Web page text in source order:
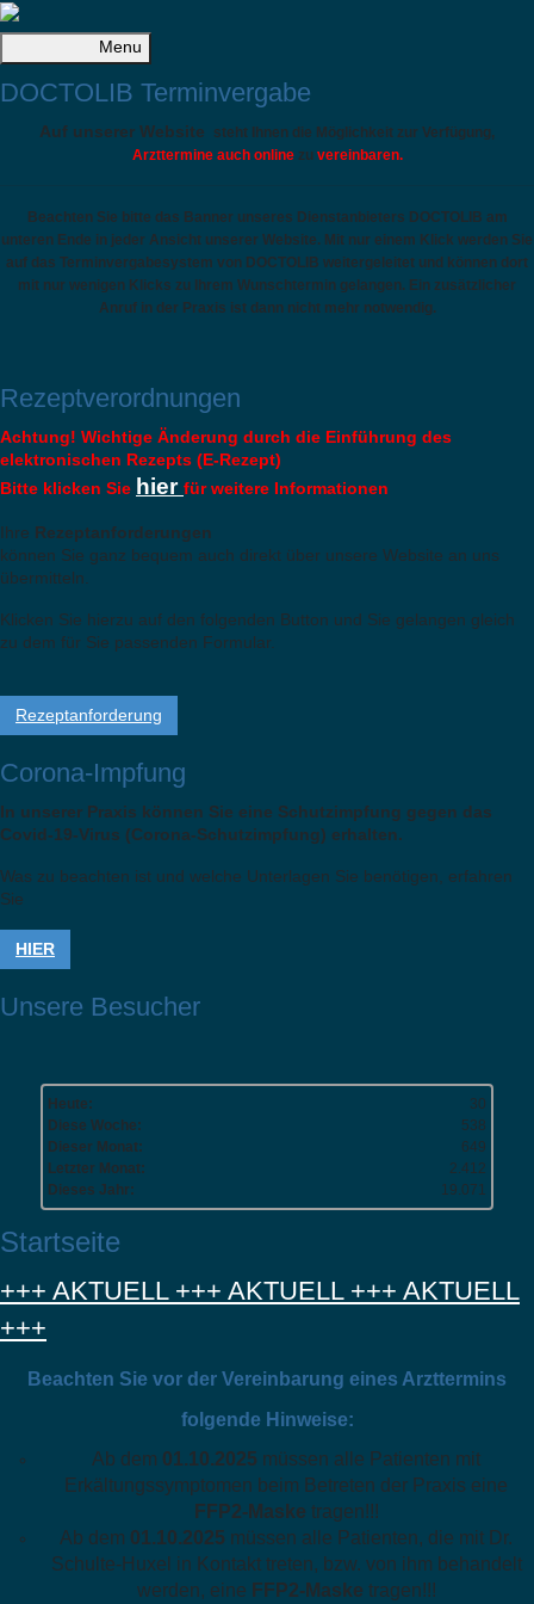
Menu
DOCTOLIB Terminvergabe
Auf unserer Website steht Ihnen die Möglichkeit zur Verfügung,
Arzttermine auch onlinezu vereinbaren.
Beachten Sie bitte das Banner unseres Dienstanbieters DOCTOLIB am
unteren Ende in jeder Ansicht unserer Website. Mit nur einem Klick werden Sie
auf das Terminvergabesystem von DOCTOLIB weitergeleitet und können dort
mit nur wenigen Klicks zu Ihrem Wunschtermin gelangen. Ein zusätzlicher
Anruf in der Praxis ist dann nicht mehr notwendig.
Rezeptverordnungen
Achtung! Wichtige Änderung durch die Einführung des
elektronischen Rezepts (E-Rezept)
Bitte klicken Sie hier für weitere Informationen
Ihre Rezeptanforderungen
können Sie ganz bequem auch direkt über unsere Website an uns
übermitteln.
Klicken Sie hierzu auf den folgenden Button und Sie gelangen gleich
zu dem für Sie passenden Formular.
Rezeptanforderung
Corona-Impfung
In unserer Praxis können Sie eine Schutzimpfung gegen das
Covid-19-Virus (Corona-Schutzimpfung) erhalten.
Was zu beachten ist und welche Unterlagen Sie benötigen, erfahren
Sie
HIER
Unsere Besucher
Heute:
30
Diese Woche:
538
Dieser Monat:
649
Letzter Monat:
2.412
Dieses Jahr:
19.071
Startseite
+++ AKTUELL +++ AKTUELL +++ AKTUELL
+++
Beachten Sie vor der Vereinbarung eines Arzttermins
folgende Hinweise:
Ab dem 01.10.2025 müssen alle Patienten mit
Erkältungssymptomen beim Betreten der Praxis eine
FFP2-Maske tragen!!!
Ab dem 01.10.2025 müssen alle Patienten, die mit Dr.
Schulte-Huxel in Kontakt treten, bzw. von ihm behandelt
werden, eine FFP2-Maske tragen!!!